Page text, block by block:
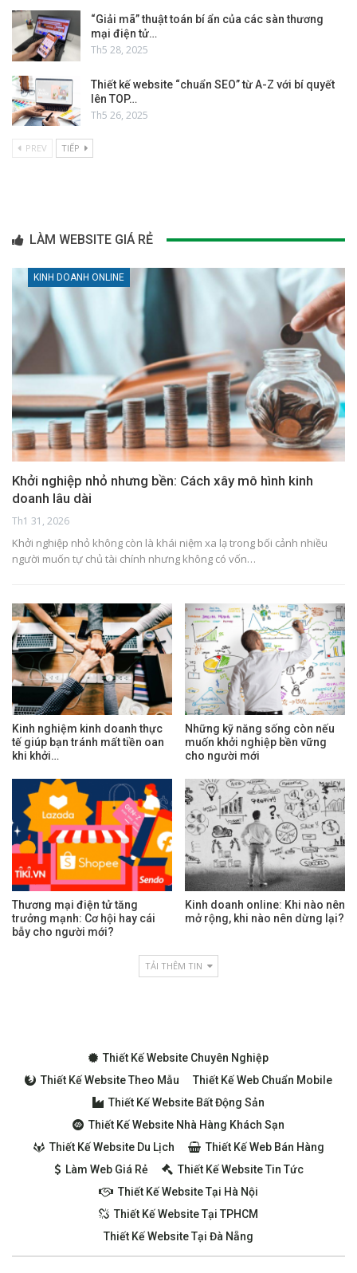
“Giải mã” thuật toán bí ẩn của các sàn thương
mại điện tử…
Th5 28, 2025
Thiết kế website “chuẩn SEO” từ A-Z với bí quyết
lên TOP…
Th5 26, 2025
PREV TIẾP
LÀM WEBSITE GIÁ RẺ
KINH DOANH ONLINE
Khởi nghiệp nhỏ nhưng bền: Cách xây mô hình kinh
doanh lâu dài
Th1 31, 2026
Khởi nghiệp nhỏ không còn là khái niệm xa lạ trong bối cảnh nhiều
người muốn tự chủ tài chính nhưng không có vốn…
Kinh nghiệm kinh doanh thực
tế giúp bạn tránh mất tiền oan
khi khởi…
Những kỹ năng sống còn nếu
muốn khởi nghiệp bền vững
cho người mới
Thương mại điện tử tăng
trưởng mạnh: Cơ hội hay cái
bẫy cho người mới?
Kinh doanh online: Khi nào nên
mở rộng, khi nào nên dừng lại?
TẢI THÊM TIN
Thiết Kế Website Chuyên Nghiệp
Thiết Kế Website Theo Mẫu
Thiết Kế Web Chuẩn Mobile
Thiết Kế Website Bất Động Sản
Thiết Kế Website Nhà Hàng Khách Sạn
Thiết Kế Website Du Lịch
Thiết Kế Web Bán Hàng
Làm Web Giá Rẻ
Thiết Kế Website Tin Tức
Thiết Kế Website Tại Hà Nội
Thiết Kế Website Tại TPHCM
Thiết Kế Website Tại Đà Nẵng